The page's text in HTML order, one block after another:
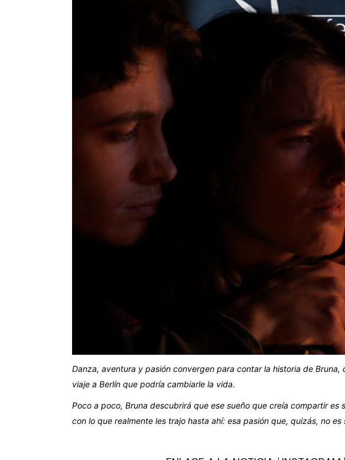
Danza, aventura y pasión convergen para contar la historia de Bruna,
viaje a Berlín que podría cambiarle la vida.
Poco a poco, Bruna descubrirá que ese sueño que creía compartir es
con lo que realmente les trajo hasta ahí: esa pasión que, quizás, no